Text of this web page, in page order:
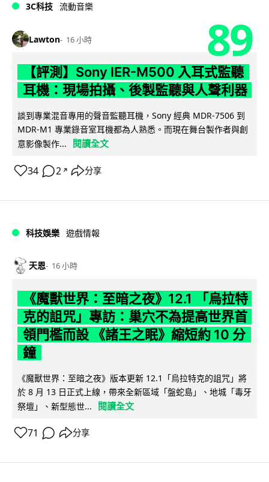
3C科技 流動音樂
Lawton 16 小時 89
【評測】Sony IER-M500 入耳式監聽
耳機：現場拍攝、後製監聽與人聲利器
談到專業混音專用的聲音監聽耳機，Sony 經典 MDR-7506 到
MDR-M1 專業錄音室耳機都為人熟悉。而現在舞台製作者與創
意影像製作...
閱讀全文
34 2 ↗ 分享
科技娛樂 遊戲情報
天恩 16 小時
《魔獸世界：至暗之夜》12.1 「烏拉特
克的詛咒」專訪：巢穴不為提高世界首
領門檻而設 《諸王之眠》縮短約 10 分
鐘
《魔獸世界：至暗之夜》版本更新 12.1「烏拉特克的詛咒」將
於 8 月 13 日正式上線，帶來全新區域「盤蛇島」、地城「毒牙
祭壇」、新型態世...
閱讀全文
71 分享